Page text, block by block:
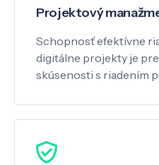
Projektový
Schopnosť efektívne
digitálne projekty je
skúsenosti s riadením